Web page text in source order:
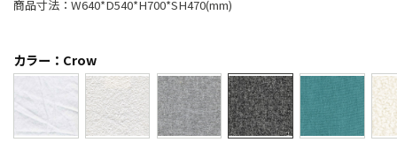
商品寸法： W640*D540*H700*SH470(mm)
カラー：Crow